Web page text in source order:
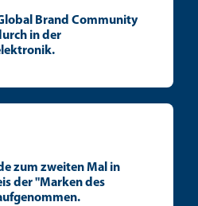
Brand Community
in der
zum zweiten Mal in
der "Marken des